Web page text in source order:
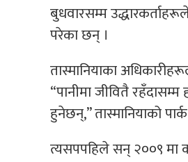
बुधवारसम्म
परेका छन् ।
तास्मानियाका
“पानीमा जीवितै
हुनेछन्,” तास्मानियाको
त्यसपपहिले सन् २००९ मा